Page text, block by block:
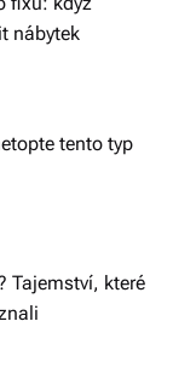
nábytek
tento typ
Tajemství, které